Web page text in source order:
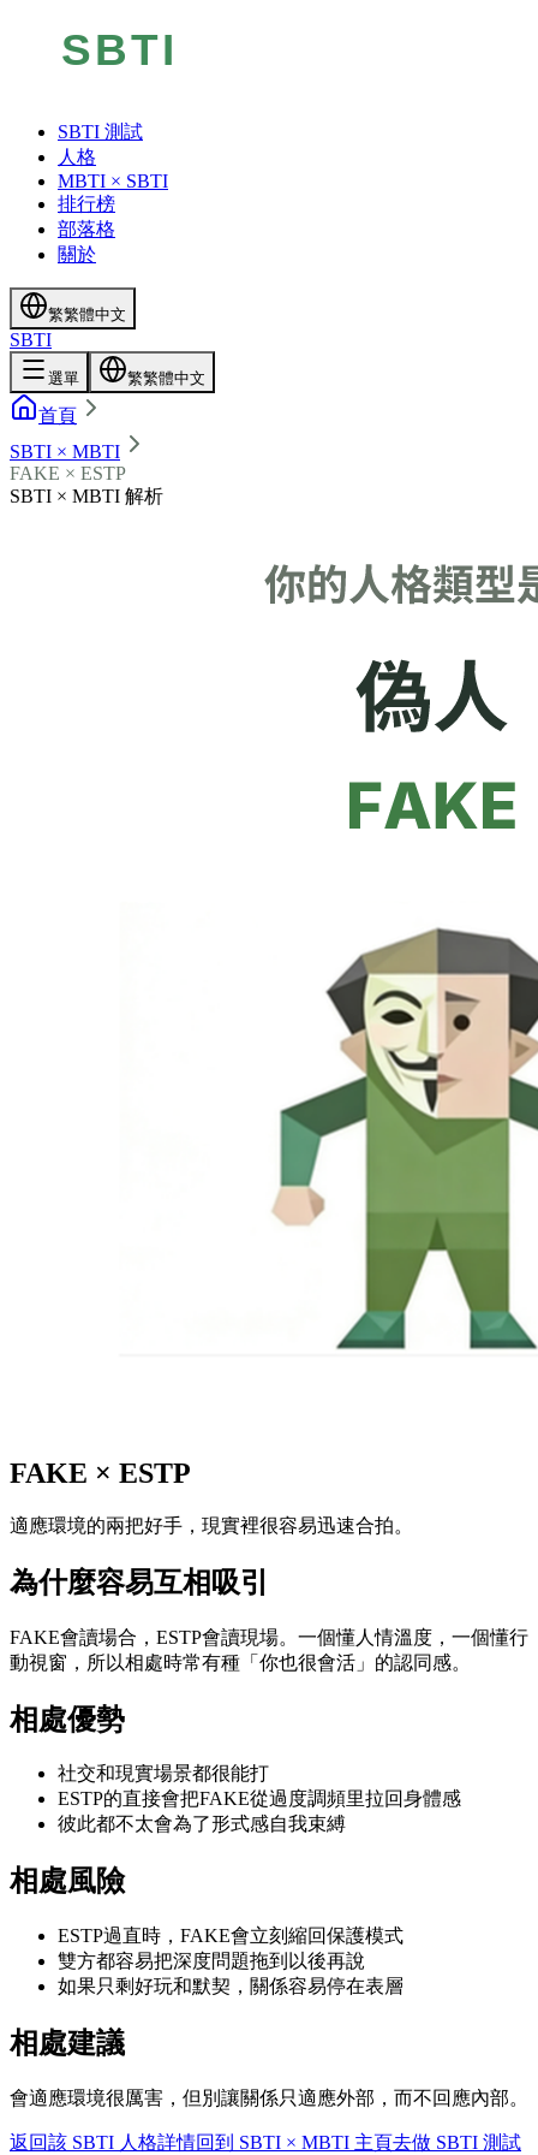
SBTI 測試
人格
MBTI × SBTI
排行榜
部落格
關於
繁繁體中文
SBTI
選單 繁繁體中文
首頁
SBTI × MBTI
FAKE × ESTP
SBTI × MBTI 解析
FAKE × ESTP
適應環境的兩把好手，現實裡很容易迅速合拍。
為什麼容易互相吸引
FAKE會讀場合，ESTP會讀現場。一個懂人情溫度，一個懂行
動視窗，所以相處時常有種「你也很會活」的認同感。
相處優勢
社交和現實場景都很能打
ESTP的直接會把FAKE從過度調頻里拉回身體感
彼此都不太會為了形式感自我束縛
相處風險
ESTP過直時，FAKE會立刻縮回保護模式
雙方都容易把深度問題拖到以後再說
如果只剩好玩和默契，關係容易停在表層
相處建議
會適應環境很厲害，但別讓關係只適應外部，而不回應內部。
返回該 SBTI 人格詳情回到 SBTI × MBTI 主頁去做 SBTI 測試